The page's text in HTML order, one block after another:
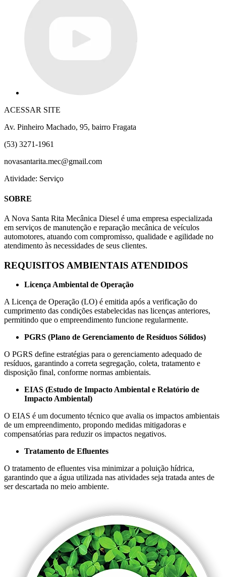
ACESSAR SITE
Av. Pinheiro Machado, 95, bairro Fragata
(53) 3271-1961
novasantarita.mec@gmail.com
Atividade: Serviço
SOBRE
A Nova Santa Rita Mecânica Diesel é uma empresa especializada
em serviços de manutenção e reparação mecânica de veículos
automotores, atuando com compromisso, qualidade e agilidade no
atendimento às necessidades de seus clientes.
REQUISITOS AMBIENTAIS ATENDIDOS
Licença Ambiental de Operação
A Licença de Operação (LO) é emitida após a verificação do
cumprimento das condições estabelecidas nas licenças anteriores,
permitindo que o empreendimento funcione regularmente.
PGRS (Plano de Gerenciamento de Resíduos Sólidos)
O PGRS define estratégias para o gerenciamento adequado de
resíduos, garantindo a correta segregação, coleta, tratamento e
disposição final, conforme normas ambientais.
EIAS (Estudo de Impacto Ambiental e Relatório de
Impacto Ambiental)
O EIAS é um documento técnico que avalia os impactos ambientais
de um empreendimento, propondo medidas mitigadoras e
compensatórias para reduzir os impactos negativos.
Tratamento de Efluentes
O tratamento de efluentes visa minimizar a poluição hídrica,
garantindo que a água utilizada nas atividades seja tratada antes de
ser descartada no meio ambiente.